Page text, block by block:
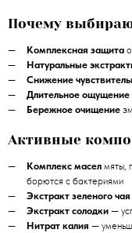
Почему
Комплексная защита
Натуральные
Снижение
Длительное ощущение
Бережное очищение
Активные
Комплекс масел мяты,
борются с бактериями
Экстракт зеленого чая
Экстракт солодки —
Нитрат калия —